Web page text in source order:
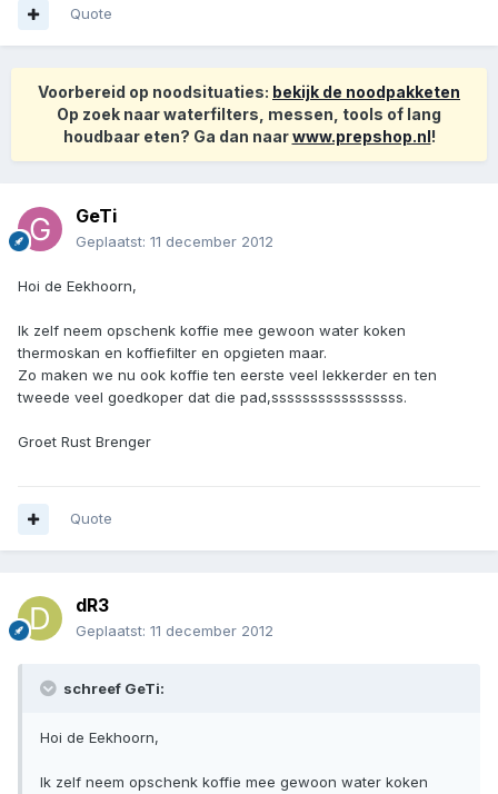
Quote
Voorbereid op noodsituaties: bekijk de noodpakketen
Op zoek naar waterfilters, messen, tools of lang
houdbaar eten? Ga dan naarwww.prepshop.nl!
GeTi
Geplaatst: 11 december 2012
Hoi de Eekhoorn,
Ik zelf neem opschenk koffie mee gewoon water koken
thermoskan en koffiefilter en opgieten maar.
Zo maken we nu ook koffie ten eerste veel lekkerder en ten
tweede veel goedkoper dat die pad,sssssssssssssssss.
Groet Rust Brenger
Quote
dR3
Geplaatst: 11 december 2012
schreef GeTi:
Hoi de Eekhoorn,
Ik zelf neem opschenk koffie mee gewoon water koken